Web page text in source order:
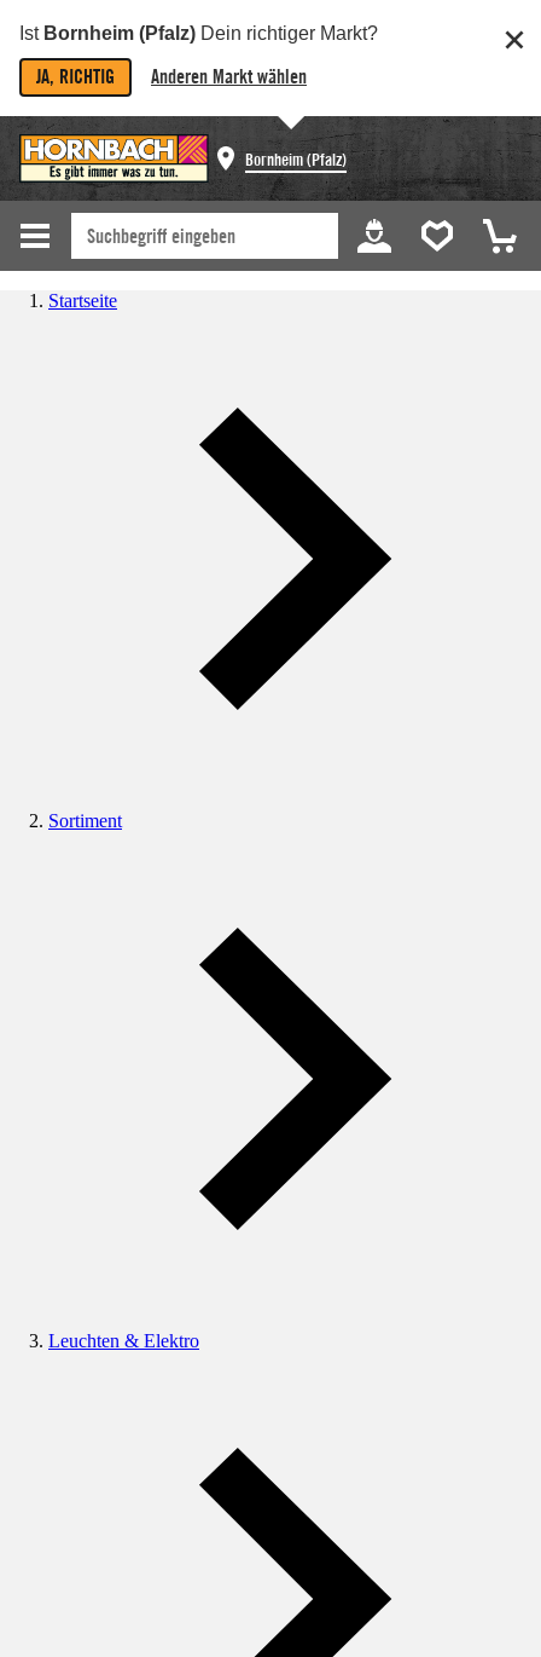
Ist Bornheim (Pfalz) Dein richtiger Markt?
JA, RICHTIG Anderen Markt wählen
Bornheim (Pfalz)
Startseite
Sortiment
Leuchten & Elektro